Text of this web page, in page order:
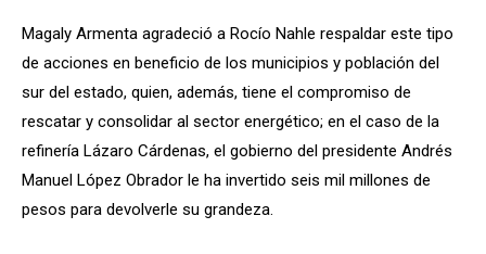
Magaly Armenta agradeció a Rocío Nahle respaldar este tipo
de acciones en beneficio de los municipios y población del
sur del estado, quien, además, tiene el compromiso de
rescatar y consolidar al sector energético; en el caso de la
refinería Lázaro Cárdenas, el gobierno del presidente Andrés
Manuel López Obrador le ha invertido seis mil millones de
pesos para devolverle su grandeza.